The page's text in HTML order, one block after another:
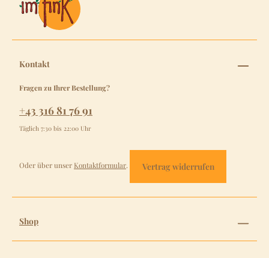
Kontakt
Fragen zu Ihrer Bestellung?
+43 316 81 76 91
Täglich 7:30 bis 22:00 Uhr
Oder über unser Kontaktformular. Vertrag widerrufen
Shop